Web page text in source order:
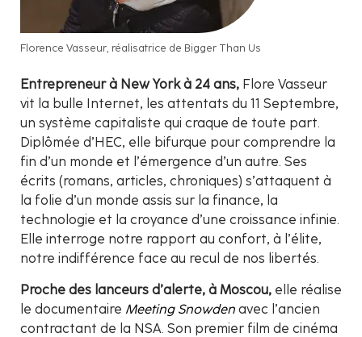
Florence Vasseur, réalisatrice de Bigger Than Us
Entrepreneur à New York à 24 ans, Flore Vasseur
vit la bulle Internet, les attentats du 11 Septembre,
un système capitaliste qui craque de toute part.
Diplômée d’HEC, elle bifurque pour comprendre la
fin d’un monde et l’émergence d’un autre. Ses
écrits (romans, articles, chroniques) s’attaquent à
la folie d’un monde assis sur la finance, la
technologie et la croyance d’une croissance infinie.
Elle interroge notre rapport au confort, à l’élite,
notre indifférence face au recul de nos libertés.
Proche des lanceurs d’alerte, à Moscou, elle réalise
le documentaire Meeting Snowden avec l’ancien
contractant de la NSA. Son premier film de cinéma